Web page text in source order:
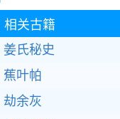
相关古籍
姜氏秘史
蕉叶帕
劫余灰